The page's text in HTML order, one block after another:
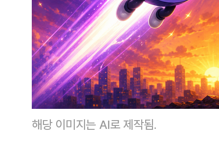
해당 이미지는 AI로 제작됨.